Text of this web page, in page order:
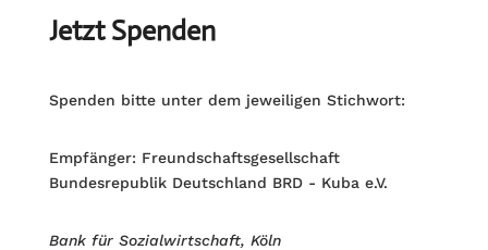
Jetzt Spenden
Spenden bitte unter dem jeweiligen Stichwort:
Empfänger: Freundschaftsgesellschaft
Bundesrepublik Deutschland BRD - Kuba e.V.
Bank für Sozialwirtschaft, Köln